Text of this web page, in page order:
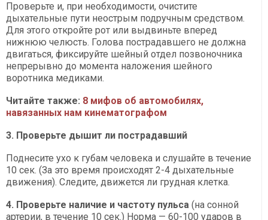
Проверьте и, при необходимости, очистите
дыхательные пути неострым подручным средством.
Для этого откройте рот или выдвиньте вперед
нижнюю челюсть. Голова пострадавшего не должна
двигаться, фиксируйте шейный отдел позвоночника
непрерывно до момента наложения шейного
воротника медиками.
Читайте также: 8 мифов об автомобилях,
навязанных нам кинематографом
3. Проверьте дышит ли пострадавший
Поднесите ухо к губам человека и слушайте в течение
10 сек. (За это время происходят 2-4 дыхательные
движения). Следите, движется ли грудная клетка.
4. Проверьте наличие и частоту пульса (на сонной
артерии, в течение 10 сек.) Норма — 60-100 ударов в